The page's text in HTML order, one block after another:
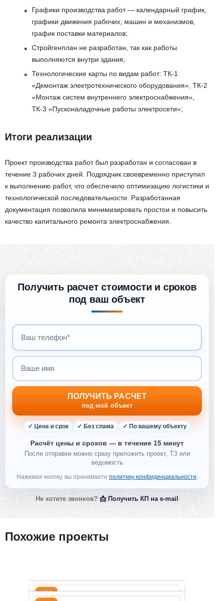
Графики производства работ — календарный график,
графики движения рабочих, машин и механизмов,
график поставки материалов;
Стройгенплан не разработан, так как работы
выполняются внутри здания;
Технологические карты по видам работ: ТК-1
«Демонтаж электротехнического оборудования», ТК-2
«Монтаж систем внутреннего электроснабжения»,
ТК-3 «Пусконаладочные работы электросети»;
Итоги реализации
Проект производства работ был разработан и согласован в
течение 3 рабочих дней. Подрядчик своевременно приступил
к выполнению работ, что обеспечило оптимизацию логистики и
технологической последовательности. Разработанная
документация позволила минимизировать простои и повысить
качество капитального ремонта электроснабжения.
Получить расчет стоимости и сроков
под ваш объект
Ваш телефон
Ваше имя
ПОЛУЧИТЬ РАСЧЕТ
под мой объект
✓ Цена и срок ✓ Без спама ✓ По вашему объекту
Расчёт цены и сроков — в течение 15 минут
После отправки можно сразу приложить проект, ТЗ или
ведомость
Нажимая кнопку, вы принимаете политику конфиденциальности
Не хотите звонков? 📩 Получить КП на e-mail
Похожие проекты
ППР на капитальный
СТРОЙДОК-АБВ
ППР ППР на капитальный